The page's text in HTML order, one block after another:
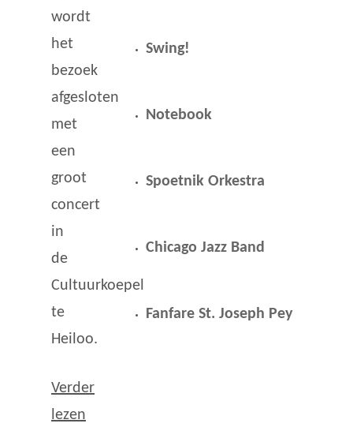
wordt
het
bezoek
afgesloten
met
een
groot
concert
in
de
Cultuurkoepel
te
Heiloo.
Verder
lezen
Swing!
Notebook
Spoetnik Orkestra
Chicago Jazz Band
Fanfare St. Joseph Pey